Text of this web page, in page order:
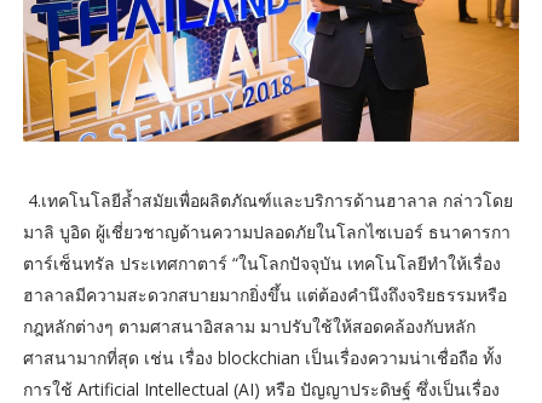
4.เทคโนโลยีล้ำสมัยเพื่อผลิตภัณฑ์และบริการด้านฮาลาล กล่าวโดย
มาลิ บูอิด ผู้เชี่ยวชาญด้านความปลอดภัยในโลกไซเบอร์ ธนาคารกา
ตาร์เซ็นทรัล ประเทศกาตาร์ “ในโลกปัจจุบัน เทคโนโลยีทำให้เรื่อง
ฮาลาลมีความสะดวกสบายมากยิ่งขึ้น แต่ต้องคำนึงถึงจริยธรรมหรือ
กฎหลักต่างๆ ตามศาสนาอิสลาม มาปรับใช้ให้สอดคล้องกับหลัก
ศาสนามากที่สุด เช่น เรื่อง blockchian เป็นเรื่องความน่าเชื่อถือ ทั้ง
การใช้ Artificial Intellectual (AI) หรือ ปัญญาประดิษฐ์ ซึ่งเป็นเรื่อง